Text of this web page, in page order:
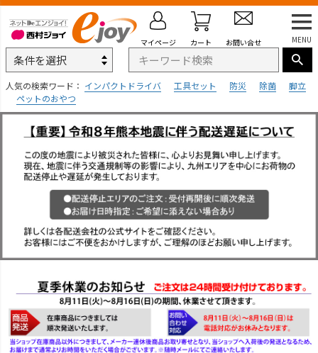
MENU
人気の検索ワード： インパクトドライバ 工具セット 防災 除菌
脚立
ペットのおやつ
マイページ カート お問い合せ